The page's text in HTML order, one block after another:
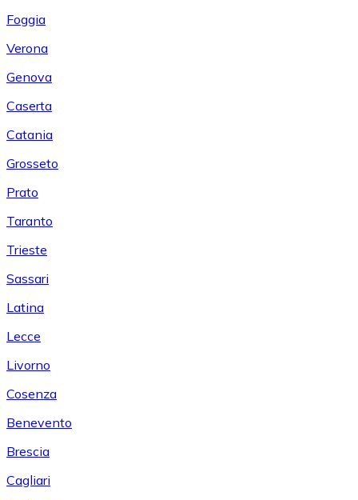
Foggia
Verona
Genova
Caserta
Catania
Grosseto
Prato
Taranto
Trieste
Sassari
Latina
Lecce
Livorno
Cosenza
Benevento
Brescia
Cagliari